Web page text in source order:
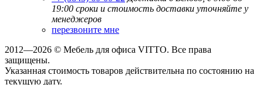
19:00 сроки и стоимость доставки уточняйте у
менеджеров
перезвоните мне
2012—2026 © Мебель для офиса VITTO. Все права
защищены.
Указанная стоимость товаров действительна по состоянию на
текущую дату.